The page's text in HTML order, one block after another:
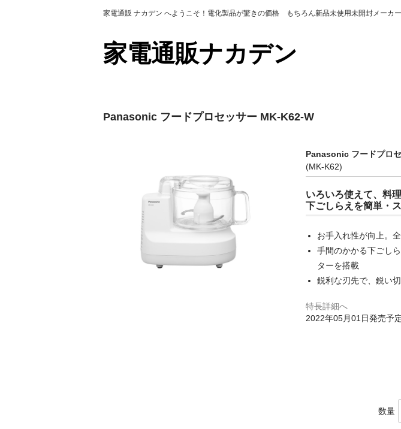
家電通販 ナカデン へようこそ！電化製品が驚きの価格 もちろん新品未使用未開封メーカ
家電通販ナカデン
Panasonic フードプロセッサー MK-K62-W
Panasonic フードプロ
(MK-K62)
いろいろ使えて、料
下ごしらえを簡単・
お手入れ性が向上。
手間のかかる下ごし
ターを搭載
鋭利な刃先で、鋭い
特長詳細へ
2022年05月01日発売予
数量